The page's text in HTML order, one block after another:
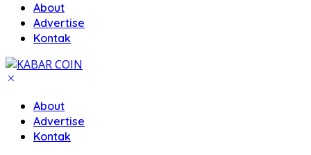
About
Advertise
Kontak
About
Advertise
Kontak